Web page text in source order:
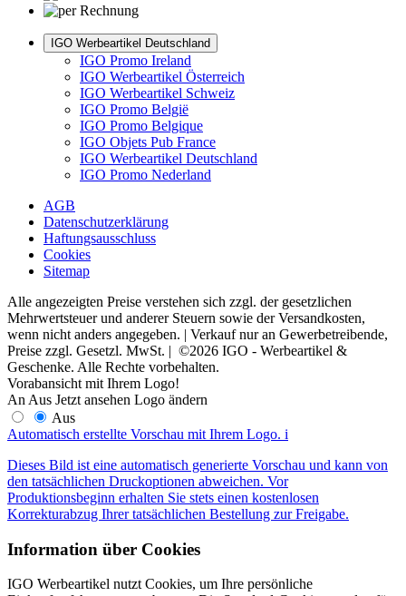
IGO Werbeartikel Deutschland
IGO Promo Ireland
IGO Werbeartikel Österreich
IGO Werbeartikel Schweiz
IGO Promo België
IGO Promo Belgique
IGO Objets Pub France
IGO Werbeartikel Deutschland
IGO Promo Nederland
AGB
Datenschutzerklärung
Haftungsausschluss
Cookies
Sitemap
Alle angezeigten Preise verstehen sich zzgl. der gesetzlichen
Mehrwertsteuer und anderer Steuern sowie der Versandkosten,
wenn nicht anders angegeben. | Verkauf nur an Gewerbetreibende,
Preise zzgl. Gesetzl. MwSt. | ©2026 IGO - Werbeartikel &
Geschenke. Alle Rechte vorbehalten.
Vorabansicht mit Ihrem Logo!
An Aus Jetzt ansehen Logo ändern
Aus
Automatisch erstellte Vorschau mit Ihrem Logo. i
Dieses Bild ist eine automatisch generierte Vorschau und kann von
den tatsächlichen Druckoptionen abweichen. Vor
Produktionsbeginn erhalten Sie stets einen kostenlosen
Korrekturabzug Ihrer tatsächlichen Bestellung zur Freigabe.
Information über Cookies
IGO Werbeartikel nutzt Cookies, um Ihre persönliche